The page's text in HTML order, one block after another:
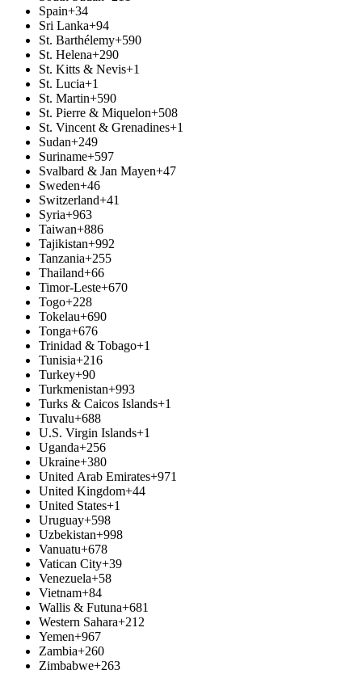
Spain+34
Sri Lanka+94
St. Barthélemy+590
St. Helena+290
St. Kitts & Nevis+1
St. Lucia+1
St. Martin+590
St. Pierre & Miquelon+508
St. Vincent & Grenadines+1
Sudan+249
Suriname+597
Svalbard & Jan Mayen+47
Sweden+46
Switzerland+41
Syria+963
Taiwan+886
Tajikistan+992
Tanzania+255
Thailand+66
Timor-Leste+670
Togo+228
Tokelau+690
Tonga+676
Trinidad & Tobago+1
Tunisia+216
Turkey+90
Turkmenistan+993
Turks & Caicos Islands+1
Tuvalu+688
U.S. Virgin Islands+1
Uganda+256
Ukraine+380
United Arab Emirates+971
United Kingdom+44
United States+1
Uruguay+598
Uzbekistan+998
Vanuatu+678
Vatican City+39
Venezuela+58
Vietnam+84
Wallis & Futuna+681
Western Sahara+212
Yemen+967
Zambia+260
Zimbabwe+263